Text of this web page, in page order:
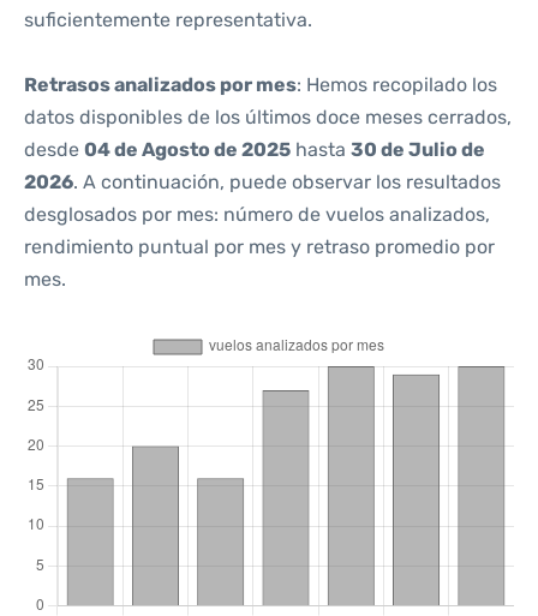
suficientemente representativa.
Retrasos analizados por mes: Hemos recopilado los
datos disponibles de los últimos doce meses cerrados,
desde 04 de Agosto de 2025 hasta 30 de Julio de
2026. A continuación, puede observar los resultados
desglosados por mes: número de vuelos analizados,
rendimiento puntual por mes y retraso promedio por
mes.